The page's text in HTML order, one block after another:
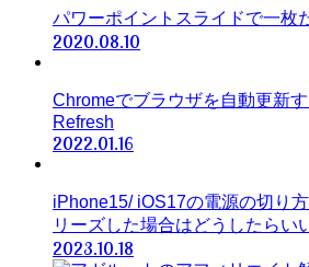
パワーポイントスライドで一枚
2020.08.10
Chromeでブラウザを自動更新
Refresh
2022.01.16
iPhone15/ iOS17の電源の切り
リーズした場合はどうしたらい
2023.10.18